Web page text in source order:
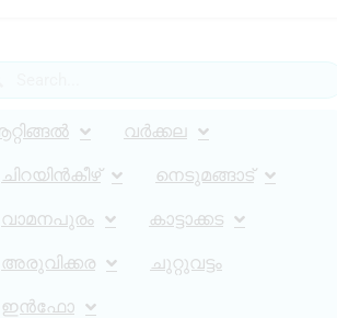
വർക്കല
ചിറയിൻകീഴ് നെടുമങ്ങാട്
വാമനപുരം കാട്ടാക്കട
അരുവിക്കര ചുറ്റുവട്ടം
ഇൻഫോ